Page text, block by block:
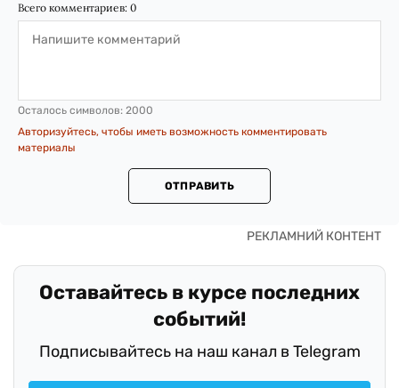
Всего комментариев: 0
Осталось символов: 2000
Авторизуйтесь, чтобы иметь возможность комментировать
материалы
ОТПРАВИТЬ
Оставайтесь в курсе последних
событий!
Подписывайтесь на наш канал в Telegram